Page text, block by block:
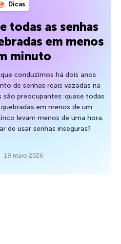
Dicas
todas as senhas
em menos
minuto
conduzimos há dois anos
de senhas reais vazadas na
são preocupantes: quase todas
em menos de um
levam menos de uma hora.
de usar senhas inseguras?
19 maio 2026